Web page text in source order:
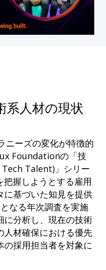
系人材の現状
ニーズの変化が特徴的
Foundationの「技
Talent)」シリー
握しようとする雇用
に基づいた知見を提供
なる年次調査を実施
に分析し、現在の技術
人材確保における優先
採用担当者を対象に